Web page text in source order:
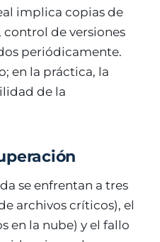
implica copias de
de versiones
periódicamente.
en la práctica, la
de la
se enfrentan a tres
archivos críticos), el
en la nube) y el fallo